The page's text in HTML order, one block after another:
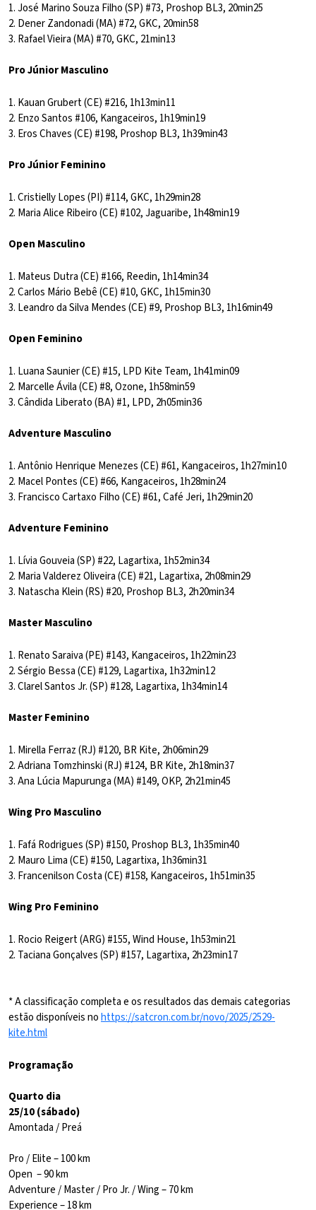
1. José Marino Souza Filho (SP) #73, Proshop BL3, 20min25
2. Dener Zandonadi (MA) #72, GKC, 20min58
3. Rafael Vieira (MA) #70, GKC, 21min13
Pro Júnior Masculino
1. Kauan Grubert (CE) #216, 1h13min11
2. Enzo Santos #106, Kangaceiros, 1h19min19
3. Eros Chaves (CE) #198, Proshop BL3, 1h39min43
Pro Júnior Feminino
1. Cristielly Lopes (PI) #114, GKC, 1h29min28
2. Maria Alice Ribeiro (CE) #102, Jaguaribe, 1h48min19
Open Masculino
1. Mateus Dutra (CE) #166, Reedin, 1h14min34
2. Carlos Mário Bebê (CE) #10, GKC, 1h15min30
3. Leandro da Silva Mendes (CE) #9, Proshop BL3, 1h16min49
Open Feminino
1. Luana Saunier (CE) #15, LPD Kite Team, 1h41min09
2. Marcelle Ávila (CE) #8, Ozone, 1h58min59
3. Cândida Liberato (BA) #1, LPD, 2h05min36
Adventure Masculino
1. Antônio Henrique Menezes (CE) #61, Kangaceiros, 1h27min10
2. Macel Pontes (CE) #66, Kangaceiros, 1h28min24
3. Francisco Cartaxo Filho (CE) #61, Café Jeri, 1h29min20
Adventure Feminino
1. Lívia Gouveia (SP) #22, Lagartixa, 1h52min34
2. Maria Valderez Oliveira (CE) #21, Lagartixa, 2h08min29
3. Natascha Klein (RS) #20, Proshop BL3, 2h20min34
Master Masculino
1. Renato Saraiva (PE) #143, Kangaceiros, 1h22min23
2. Sérgio Bessa (CE) #129, Lagartixa, 1h32min12
3. Clarel Santos Jr. (SP) #128, Lagartixa, 1h34min14
Master Feminino
1. Mirella Ferraz (RJ) #120, BR Kite, 2h06min29
2. Adriana Tomzhinski (RJ) #124, BR Kite, 2h18min37
3. Ana Lúcia Mapurunga (MA) #149, OKP, 2h21min45
Wing Pro Masculino
1. Fafá Rodrigues (SP) #150, Proshop BL3, 1h35min40
2. Mauro Lima (CE) #150, Lagartixa, 1h36min31
3. Francenilson Costa (CE) #158, Kangaceiros, 1h51min35
Wing Pro Feminino
1. Rocio Reigert (ARG) #155, Wind House, 1h53min21
2. Taciana Gonçalves (SP) #157, Lagartixa, 2h23min17
* A classificação completa e os resultados das demais categorias
estão disponíveis nohttps://satcron.com.br/novo/2025/2529-
kite.html
Programação
Quarto dia
25/10 (sábado)
Amontada / Preá
Pro / Elite – 100 km
Open – 90 km
Adventure / Master / Pro Jr. / Wing – 70 km
Experience – 18 km